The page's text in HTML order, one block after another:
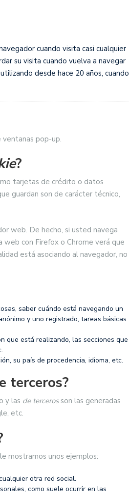
cuando visita casi cualquier
su visita cuando vuelva a navegar
desde hace 20 años, cuando
ventanas pop-up.
?
tarjetas de crédito o datos
guardan son de carácter técnico,
web. De hecho, si usted navega
con Firefox o Chrome verá que
está asociando al navegador, no
saber cuándo está navegando un
y uno registrado, tareas básicas
que está realizando, las secciones que
su país de procedencia, idioma, etc.
terceros?
y las de tercerosson las generadas
etc.
mostramos unos ejemplos:
otra red social.
como suele ocurrir en las